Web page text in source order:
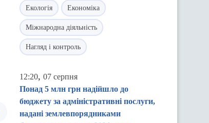
Екологія Економіка
Міжнародна діяльність
Нагляд і контроль
12:20, 07 серпня
Понад 5 млн грн надійшло до
бюджету за адміністративні послуги,
надані землевпорядниками